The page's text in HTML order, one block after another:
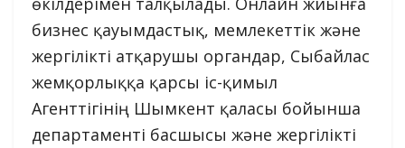
бизнес қауымдастық, мемлекеттік және
жергілікті атқарушы органдар, Сыбайлас
жемқорлыққа қарсы іс-қимыл
Агенттігінің Шымкент қаласы бойынша
департаменті басшысы және жергілікті